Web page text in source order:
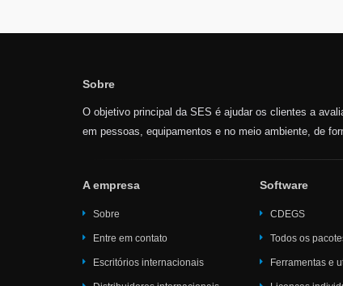
Sobre
O objetivo principal da SES é ajudar os clientes a
em pessoas, equipamentos e no meio ambiente, de
A empresa
Sobre
Entre em contato
Escritórios internacionais
Software
CDEGS
Todos os
Ferramentas e